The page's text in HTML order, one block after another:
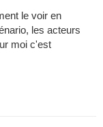
le voir en
les acteurs
moi c'est